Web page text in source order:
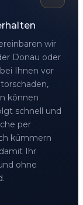
wir
Donau oder
Ihnen vor
können
schnell und
per
kümmern
Ihr
ohne